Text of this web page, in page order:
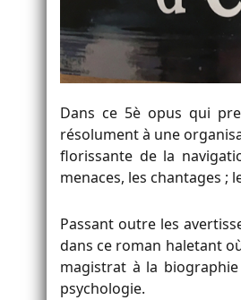
Dans ce 5è opus qui
résolument à une
florissante de la
menaces, les chantages ;
Passant outre les
dans ce roman haletant
magistrat à la
psychologie.